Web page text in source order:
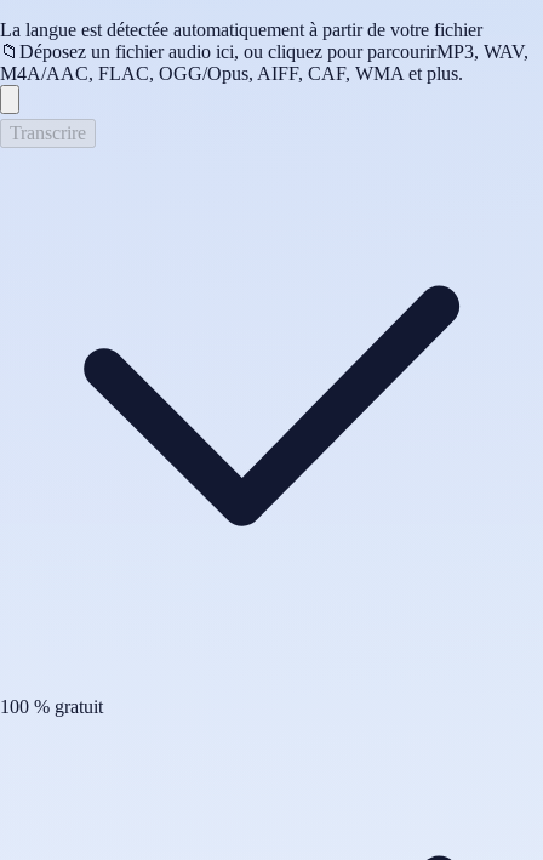
La langue est détectée automatiquement à partir de votre fichier
📁 Déposez un fichier audio ici, ou cliquez pour parcourirMP3, WAV,
M4A/AAC, FLAC, OGG/Opus, AIFF, CAF, WMA et plus.
Transcrire
100 % gratuit